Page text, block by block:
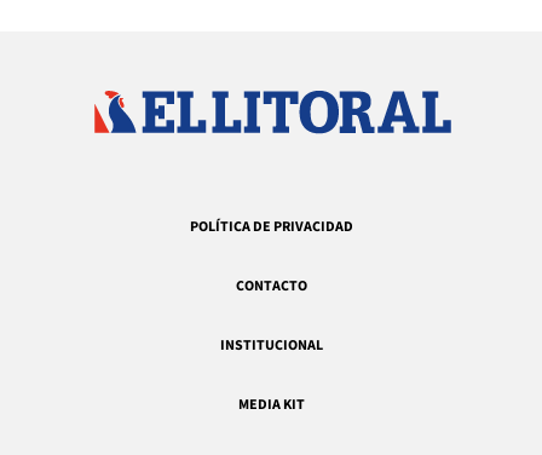
POLÍTICA DE PRIVACIDAD
CONTACTO
INSTITUCIONAL
MEDIA KIT